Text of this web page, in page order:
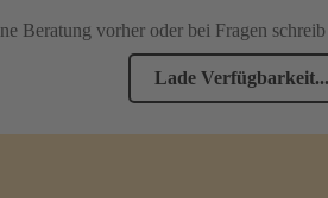
Beratung vorher oder bei Fragen
Lade Verfügbarkeit...